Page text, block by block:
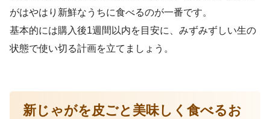
がはやはり新鮮なうちに食べるのが一番です。
基本的には購入後1週間以内を目安に、みずみずしい生の
状態で使い切る計画を立てましょう。
新じゃがを皮ごと美味しく食べるお